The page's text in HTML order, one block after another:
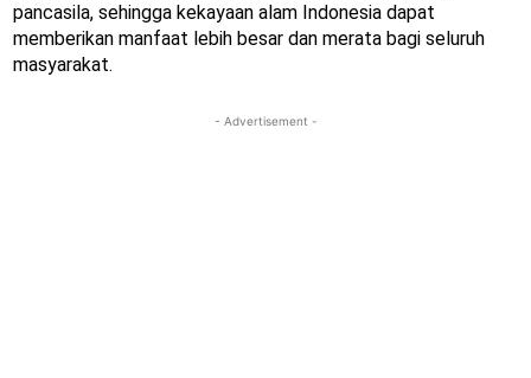
pancasila, sehingga kekayaan alam Indonesia dapat
memberikan manfaat lebih besar dan merata bagi seluruh
masyarakat.
- Advertisement -